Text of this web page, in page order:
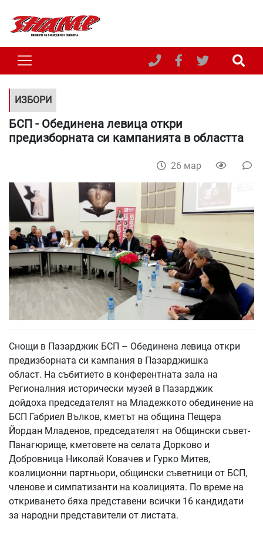
ИЗБОРИ
БСП - Обединена левица откри
предизборната си кампанията в областта
26 мар
Снощи в Пазарджик БСП – Обединена левица откри
предизборната си кампания в Пазарджишка
област. На събитието в конферентната зала на
Регионалния исторически музей в Пазарджик
дойдоха председателят на Младежкото обединение на
БСП Габриел Вълков, кметът на община Пещера
Йордан Младенов, председателят на Общински съвет-
Панагюрище, кметовете на селата Дорково и
Добровница Николай Ковачев и Гурко Митев,
коалиционни партньори, общински съветници от БСП,
членове и симпатизанти на коалицията. По време на
откриването бяха представени всички 16 кандидати
за народни представители от листата.